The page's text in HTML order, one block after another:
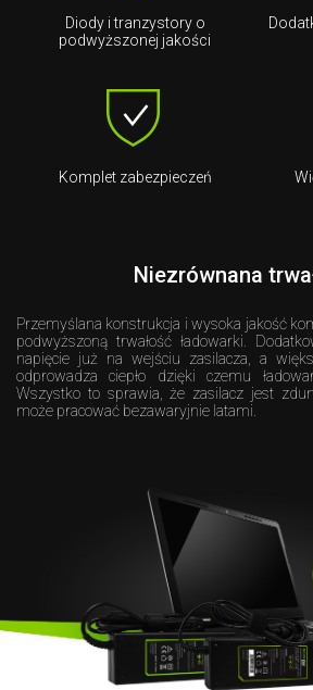
Diody i tranzystory o
podwyższonej jakości
Komplet zabezpieczeń
Niezrównana
Przemyślana konstrukcja i wysoka jakość
podwyższoną trwałość ładowarki.
napięcie już na wejściu zasilacza, a
odprowadza ciepło dzięki czemu
Wszystko to sprawia, że zasilacz jest
może pracować bezawaryjnie latami.